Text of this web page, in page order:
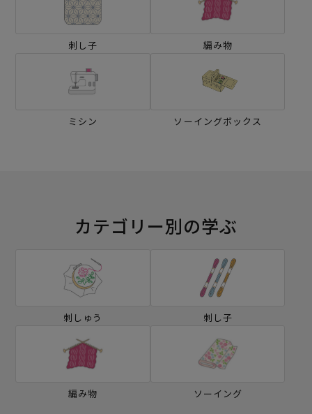
刺し子 編み物
ミシン ソーイングボックス
カテゴリー別の学ぶ
刺しゅう 刺し子
編み物 ソーイング